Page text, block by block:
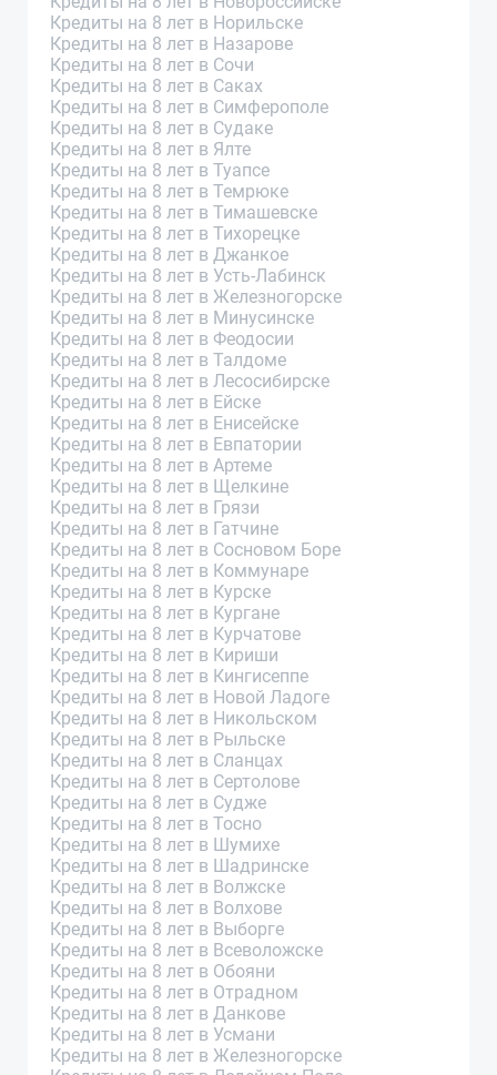
Кредиты на 8 лет в Норильске
Кредиты на 8 лет в Назарове
Кредиты на 8 лет в Сочи
Кредиты на 8 лет в Саках
Кредиты на 8 лет в Симферополе
Кредиты на 8 лет в Судаке
Кредиты на 8 лет в Ялте
Кредиты на 8 лет в Туапсе
Кредиты на 8 лет в Темрюке
Кредиты на 8 лет в Тимашевске
Кредиты на 8 лет в Тихорецке
Кредиты на 8 лет в Джанкое
Кредиты на 8 лет в Усть-Лабинск
Кредиты на 8 лет в Железногорске
Кредиты на 8 лет в Минусинске
Кредиты на 8 лет в Феодосии
Кредиты на 8 лет в Талдоме
Кредиты на 8 лет в Лесосибирске
Кредиты на 8 лет в Ейске
Кредиты на 8 лет в Енисейске
Кредиты на 8 лет в Евпатории
Кредиты на 8 лет в Артеме
Кредиты на 8 лет в Щелкине
Кредиты на 8 лет в Грязи
Кредиты на 8 лет в Гатчине
Кредиты на 8 лет в Сосновом Боре
Кредиты на 8 лет в Коммунаре
Кредиты на 8 лет в Курске
Кредиты на 8 лет в Кургане
Кредиты на 8 лет в Курчатове
Кредиты на 8 лет в Кириши
Кредиты на 8 лет в Кингисеппе
Кредиты на 8 лет в Новой Ладоге
Кредиты на 8 лет в Никольском
Кредиты на 8 лет в Рыльске
Кредиты на 8 лет в Сланцах
Кредиты на 8 лет в Сертолове
Кредиты на 8 лет в Судже
Кредиты на 8 лет в Тосно
Кредиты на 8 лет в Шумихе
Кредиты на 8 лет в Шадринске
Кредиты на 8 лет в Волжске
Кредиты на 8 лет в Волхове
Кредиты на 8 лет в Выборге
Кредиты на 8 лет в Всеволожске
Кредиты на 8 лет в Обояни
Кредиты на 8 лет в Отрадном
Кредиты на 8 лет в Данкове
Кредиты на 8 лет в Усмани
Кредиты на 8 лет в Железногорске